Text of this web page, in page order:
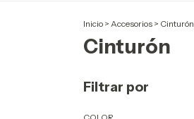
Inicio > Accesorios > Cinturón
Cinturón
Filtrar por